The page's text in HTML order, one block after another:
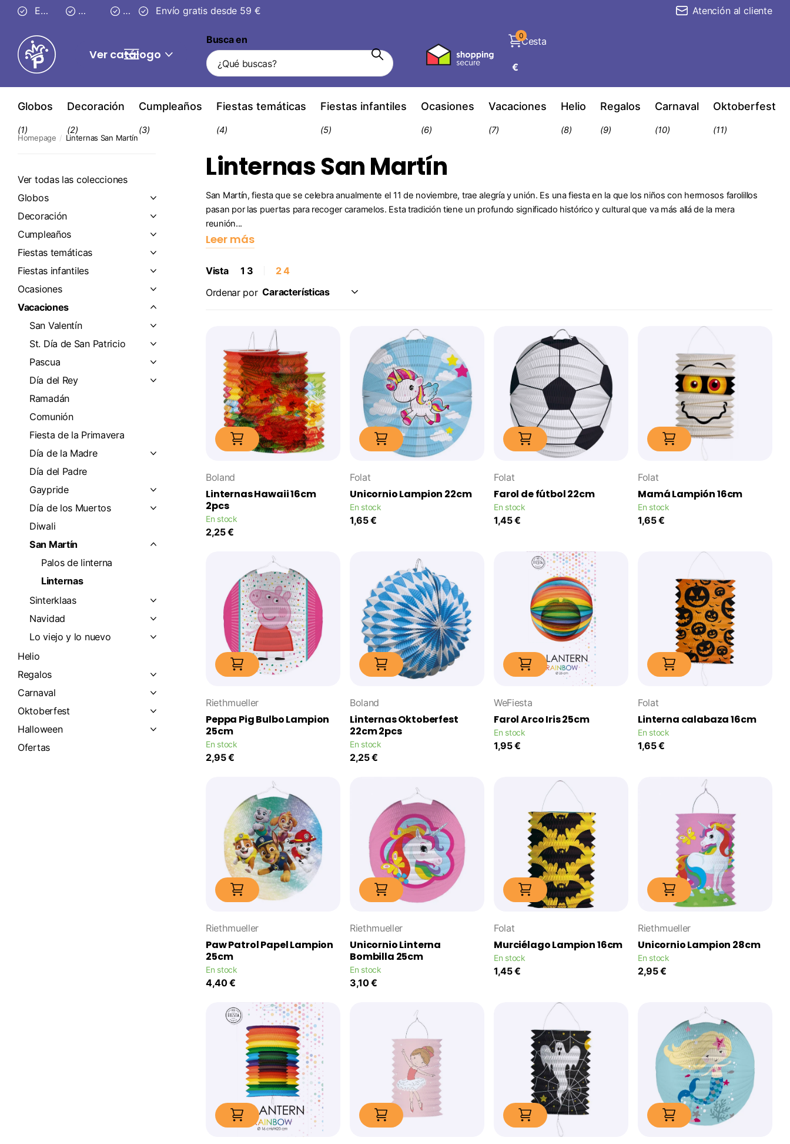
Entrega segura en 3–4 días
Envío gratis desde 59 €
30 díasde devolución
Envío gratis desde 59 € Atención al cliente
Ver catálogo
Busca en Cesta
0
€
Globos
(1)
Decoración
(2)
Cumpleaños
(3)
Fiestas temáticas
(4)
Fiestas infantiles
(5)
Ocasiones
(6)
Vacaciones
(7)
Helio
(8)
Regalos
(9)
Carnaval
(10)
Oktoberfest
(11)
Homepage Linternas San Martín
Linternas San Martín
San Martín, fiesta que se celebra anualmente el 11 de noviembre, trae alegría y unión. Es una fiesta en la que los niños con hermosos farolillos
pasan por las puertas para recoger caramelos. Esta tradición tiene un profundo significado histórico y cultural que va más allá de la mera
reunión...
Leer más
Vista 1 3 24
Ordenar por
Boland
Linternas Hawaii 16cm
2pcs
En stock
2,25 €
Folat
Unicornio Lampion 22cm
En stock
1,65 €
Folat
Farol de fútbol 22cm
En stock
1,45 €
Folat
Mamá Lampión 16cm
En stock
1,65 €
Riethmueller
Peppa Pig Bulbo Lampion
25cm
En stock
2,95 €
Boland
Linternas Oktoberfest
22cm 2pcs
En stock
2,25 €
WeFiesta
Farol Arco Iris 25cm
En stock
1,95 €
Folat
Linterna calabaza 16cm
En stock
1,65 €
Riethmueller
Paw Patrol Papel Lampion
25cm
En stock
4,40 €
Riethmueller
Unicornio Linterna
Bombilla 25cm
En stock
3,10 €
Folat
Murciélago Lampion 16cm
En stock
1,45 €
Riethmueller
Unicornio Lampion 28cm
En stock
2,95 €
Ver todas las colecciones
Globos
Decoración
Cumpleaños
Fiestas temáticas
Fiestas infantiles
Ocasiones
Vacaciones
San Valentín
St. Día de San Patricio
Pascua
Día del Rey
Ramadán
Comunión
Fiesta de la Primavera
Día de la Madre
Día del Padre
Gaypride
Día de los Muertos
Diwali
San Martín
Palos de linterna
Linternas
Sinterklaas
Navidad
Lo viejo y lo nuevo
Helio
Regalos
Carnaval
Oktoberfest
Halloween
Ofertas